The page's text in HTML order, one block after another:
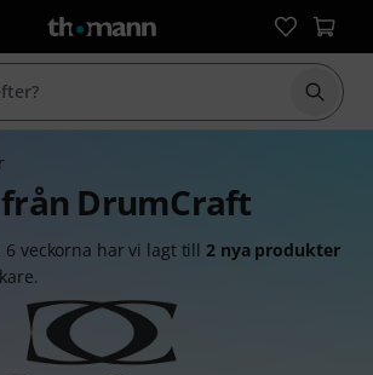
Börja
DrumCraft
6 veckorna har vi lagt till2 nya produkter